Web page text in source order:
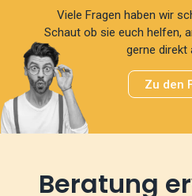
Viele Fragen haben wir
Schaut ob sie euch helfen,
gerne direkt
Zu den
Beratung